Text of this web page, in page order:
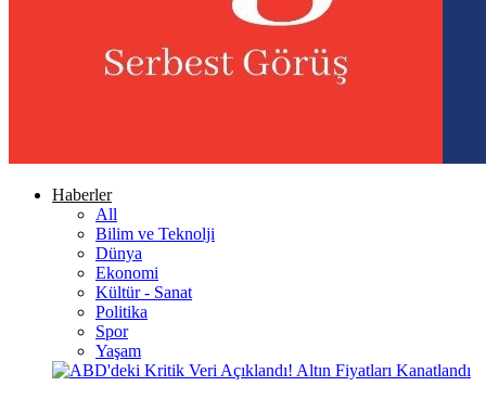
Haberler
All
Bilim ve Teknolji
Dünya
Ekonomi
Kültür - Sanat
Politika
Spor
Yaşam